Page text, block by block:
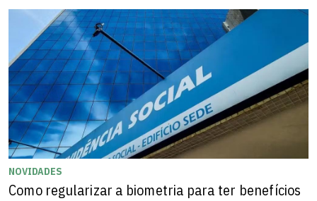
NOVIDADES
Como regularizar a biometria para ter benefícios